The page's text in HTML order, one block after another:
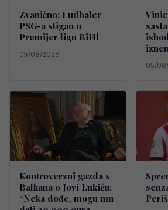
Zvanično: Fudbaler
PSG-a stigao u
Premijer ligu BiH!
05/08/2026
05/
Kontroverzni gazda s
Balkana o Jovi Lukiću:
“Neka dođe, mogu mu